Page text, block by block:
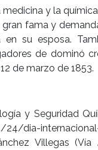
y la
fama y
en su esposa.
de dominó
de marzo de 1853.
y Seguridad
dia-
Villegas (Vía